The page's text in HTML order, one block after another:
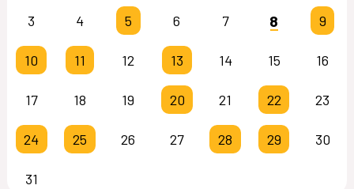
3 4 5 6 7 8 9
10 11 12 13 14 15 16
17 18 19 20 21 22 23
24 25 26 27 28 29 30
31